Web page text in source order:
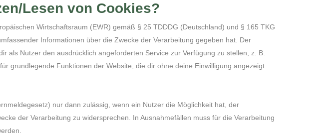
Lesen von Cookies?
Wirtschaftsraum (EWR) gemäß § 25 TDDDG (Deutschland) und § 165 TKG
Informationen über die Zwecke der Verarbeitung gegeben hat. Der
als Nutzer den ausdrücklich angeforderten Service zur Verfügung zu stellen, z. B.
grundlegende Funktionen der Website, die dir ohne deine Einwilligung angezeigt
nur dann zulässig, wenn ein Nutzer die Möglichkeit hat, der
der Verarbeitung zu widersprechen. In Ausnahmefällen muss für die Verarbeitung